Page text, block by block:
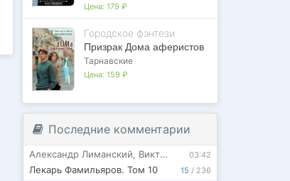
Цена: 179 ₽
Городское фэнтези
Призрак Дома аферистов
Тарнавские
Цена: 159 ₽
Последние комментарии
15 / 236
03:42
Александр Лиманский, Виктор Молотов
Лекарь Фамильяров. Том 10